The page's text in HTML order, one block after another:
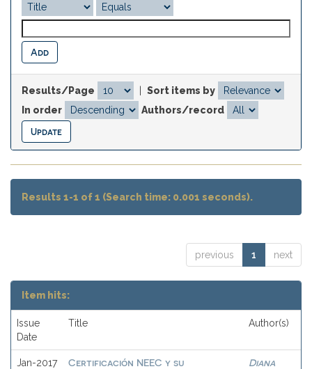
Results/Page
Sort items by
In order
Authors/record
Results 1-1 of 1 (Search time: 0.001 seconds).
previous 1 next
Item hits:
Issue
Date
Title Author(s)
Jan-2017
Certificación NEEC y su
Diana